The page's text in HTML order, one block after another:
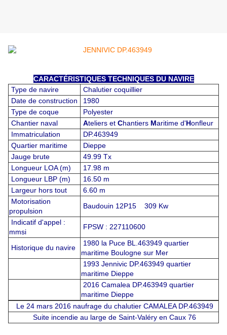
CARACTÉRISTIQUES TECHNIQUES DU NAVIRE
Type de navire
Chalutier coquillier
Date de construction
1980
Type de coque
Polyester
Chantier naval
Ateliers et Chantiers Maritime d'Honfleur
Immatriculation
DP.463949
Quartier maritime
Dieppe
Jauge brute
49.99 Tx
Longueur LOA (m)
17.98 m
Longueur LBP (m)
16.50 m
Largeur hors tout
6.60 m
Motorisation
propulsion
Baudouin 12P15 309 Kw
Indicatif d'appel :
mmsi
FPSW : 227110600
Historique du navire
1980 la Puce BL.463949 quartier
maritime Boulogne sur Mer
1993 Jennivic DP.463949 quartier
maritime Dieppe
2016 Camalea DP.463949 quartier
maritime Dieppe
Le 24 mars 2016 naufrage du chalutier CAMALEA DP.463949
Suite incendie au large de Saint-Valéry en Caux 76